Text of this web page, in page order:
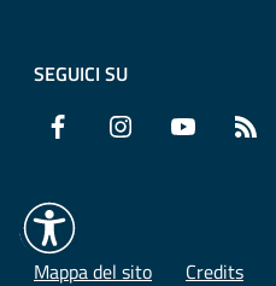
SEGUICI SU
Facebook Instagram YouTube
Mappa del sito Credits